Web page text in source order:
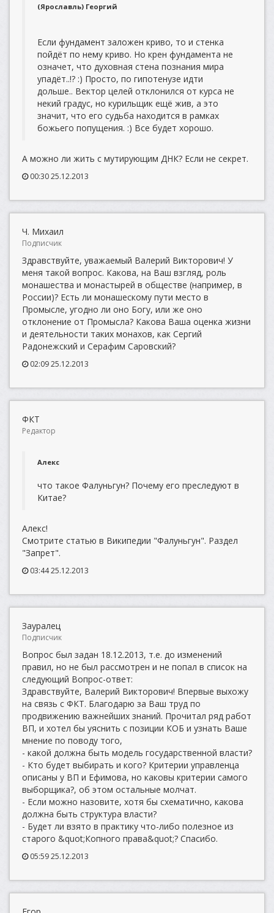
(Ярославль) Георгий
Если фундамент заложен криво, то и стенка
пойдёт по нему криво. Но крен фундамента не
означет, что духовная стена познания мира
упадёт..!? :) Просто, по гипотенузе идти
дольше.. Вектор целей отклонился от курса не
некий градус, но курильщик ещё жив, а это
значит, что его судьба находится в рамках
божьего попущения. :) Все будет хорошо.
А можно ли жить с мутирующим ДНК? Если не секрет.
00:30 25.12.2013
Ч. Михаил
Подписчик
Здравствуйте, уважаемый Валерий Викторович! У
меня такой вопрос. Какова, на Ваш взгляд, роль
монашества и монастырей в обществе (например, в
России)? Есть ли монашескому пути место в
Промысле, угодно ли оно Богу, или же оно
отклонение от Промысла? Какова Ваша оценка жизни
и деятельности таких монахов, как Сергий
Радонежский и Серафим Саровский?
02:09 25.12.2013
ФКТ
Редактор
Алекс
что такое Фалуньгун? Почему его преследуют в
Китае?
Алекс!
Смотрите статью в Википедии "Фалуньгун". Раздел
"Запрет".
03:44 25.12.2013
Зауралец
Подписчик
Вопрос был задан 18.12.2013, т.е. до изменений
правил, но не был рассмотрен и не попал в список на
следующий Вопрос-ответ:
Здравствуйте, Валерий Викторович! Впервые выхожу
на связь с ФКТ. Благодарю за Ваш труд по
продвижению важнейших знаний. Прочитал ряд работ
ВП, и хотел бы уяснить с позиции КОБ и узнать Ваше
мнение по поводу того,
- какой должна быть модель государственной власти?
- Кто будет выбирать и кого? Критерии управленца
описаны у ВП и Ефимова, но каковы критерии самого
выборщика?, об этом остальные молчат.
- Если можно назовите, хотя бы схематично, какова
должна быть структура власти?
- Будет ли взято в практику что-либо полезное из
старого &quot;Копного права&quot;? Спасибо.
05:59 25.12.2013